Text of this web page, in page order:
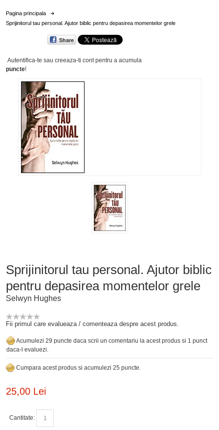
Pagina principala
Sprijinitorul tau personal. Ajutor biblic pentru depasirea momentelor grele
Share
Autentifica-te sau creeaza-ti contpentru a acumula
puncte!
Sprijinitorul tau personal. Ajutor biblic
pentru depasirea momentelor grele
Selwyn Hughes
Fii primul care evalueaza / comenteaza despre acest produs.
Acumulezi 29 puncte daca scrii un comentariu la acest produs si 1 punct
daca-l evaluezi.
Cumpara acest produs si acumulezi 25 puncte.
25,00 Lei
Cantitate: